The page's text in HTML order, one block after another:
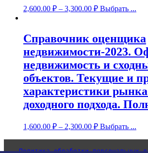
2,600.00 ₽ – 3,300.00 ₽ Выбрать ...
Справочник оценщика
недвижимости-2023.
недвижимость и
объектов. Текущие и
характеристики
доходного подхода.
1,600.00 ₽ – 2,300.00 ₽ Выбрать ...
Политика обработки персональных